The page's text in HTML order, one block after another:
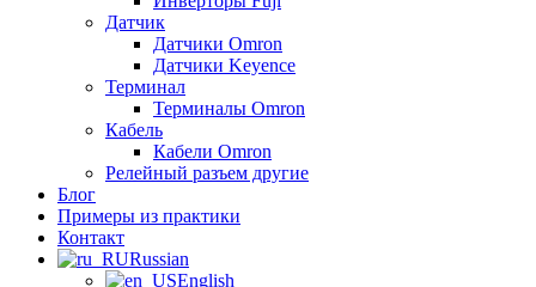
Датчик
Датчики Omron
Датчики Keyence
Терминал
Терминалы Omron
Кабель
Кабели Omron
Релейный разъем другие
Блог
Примеры из практики
Контакт
Russian
English